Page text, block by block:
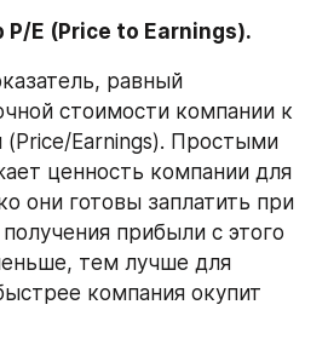
P/E (Price to Earnings).
равный
стоимости компании к
Earnings). Простыми
ценность компании для
они готовы заплатить при
прибыли с этого
тем лучше для
компания окупит